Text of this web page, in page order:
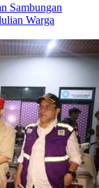
Sambungan
Warga